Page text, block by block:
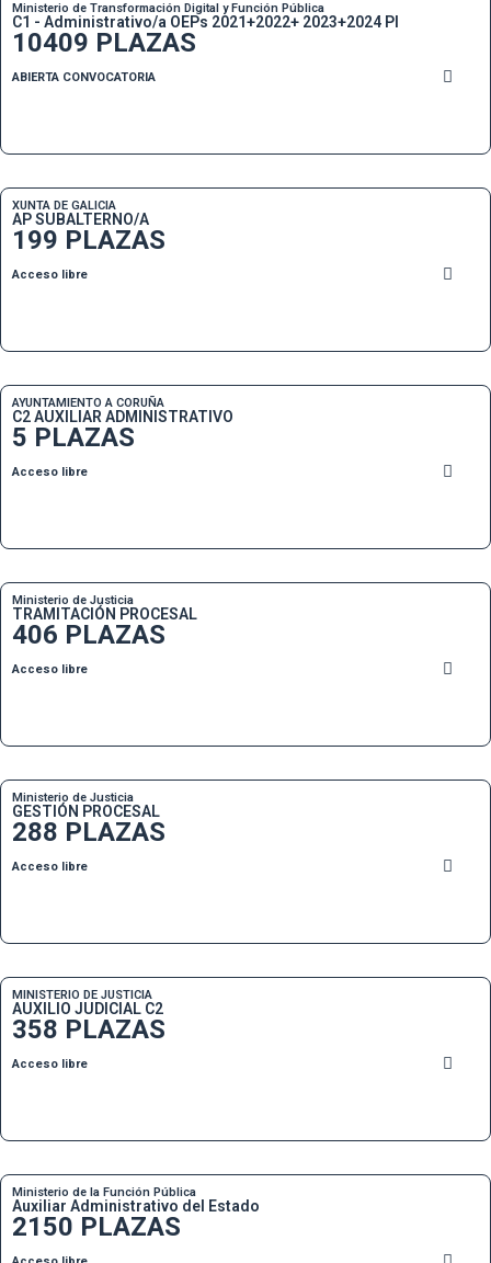
Ministerio de Transformación Digital y Función Pública
C1 - Administrativo/a OEPs 2021+2022+ 2023+2024 PI
10409 PLAZAS
ABIERTA CONVOCATORIA
XUNTA DE GALICIA
AP SUBALTERNO/A
199 PLAZAS
Acceso libre
AYUNTAMIENTO A CORUÑA
C2 AUXILIAR ADMINISTRATIVO
5 PLAZAS
Acceso libre
Ministerio de Justicia
TRAMITACIÓN PROCESAL
406 PLAZAS
Acceso libre
Ministerio de Justicia
GESTIÓN PROCESAL
288 PLAZAS
Acceso libre
MINISTERIO DE JUSTICIA
AUXILIO JUDICIAL C2
358 PLAZAS
Acceso libre
Ministerio de la Función Pública
Auxiliar Administrativo del Estado
2150 PLAZAS